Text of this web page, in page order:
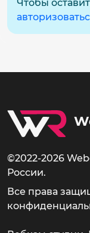
Чтобы
©2022-2026
России.
Все права